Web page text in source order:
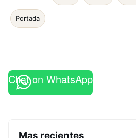
Portada
Chat on WhatsApp
Mas recientes